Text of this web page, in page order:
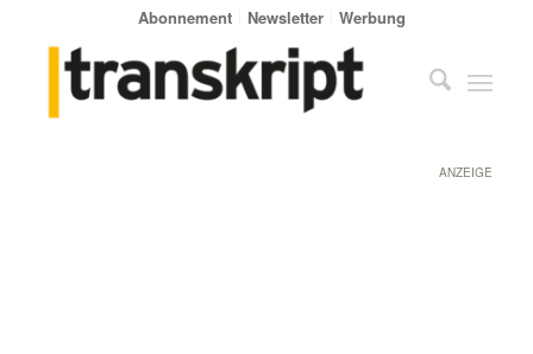
Abonnement Newsletter Werbung
ANZEIGE